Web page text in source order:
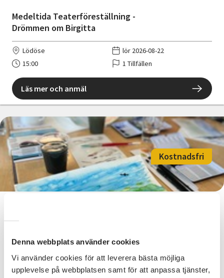
Denna webbplats använder cookies
Vi använder cookies för att leverera bästa möjliga
upplevelse på webbplatsen samt för att anpassa tjänster,
Medeltida Teaterföreställning -
Drömmen om Birgitta
Lödöse
lör 2026-08-22
15:00
1 Tillfällen
Läs mer och anmäl
vill fortsätta måla och utvecklas
Kostnadsfri
Lilla Edet
sön 2026-08-23
11:30
9 Tillfällen